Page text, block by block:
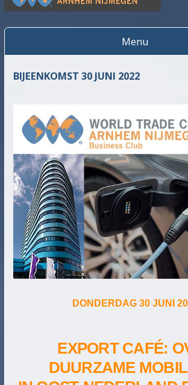
WTC Arnhem Nijmegen
World Trade Center
Menu
Spring
inhoud
BIJEENKOMST 30 JUNI 2022
DONDERDAG 30 JUNI
EXPORT CAFÉ:
DUURZAME